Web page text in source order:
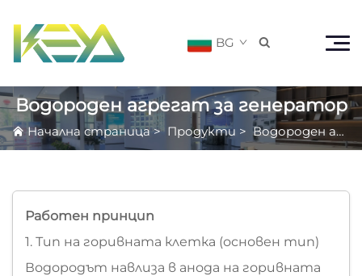
BG 
Водороден агрегат за генератор
Начална страница> Продукти > Водороден агрегат за генератор
Работен принцип
1. Тип на горивната клетка (основен тип)
Водородът навлиза в анода на горивната